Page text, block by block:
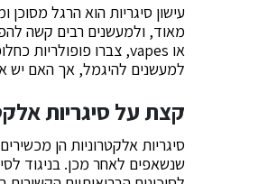
עישון סיגריות הוא הרגל
מאוד, ולמעשנים רבים קשה
או vapes, צברו פופולריות כחלופה לסיגריות מסורתיות. תומכי
למעשנים להיגמל, אך האם יש
קצת על סיגריות
סיגריות אלקטרוניות הן
שנשאפים לאחר מכן. בניגוד